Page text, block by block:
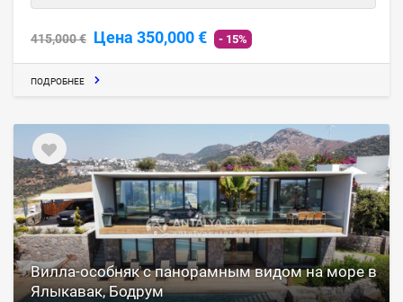
415,000 € Цена 350,000 € - 15%
ПОДРОБНЕЕ
Вилла-особняк с панорамным видом на море в
Ялыкавак, Бодрум